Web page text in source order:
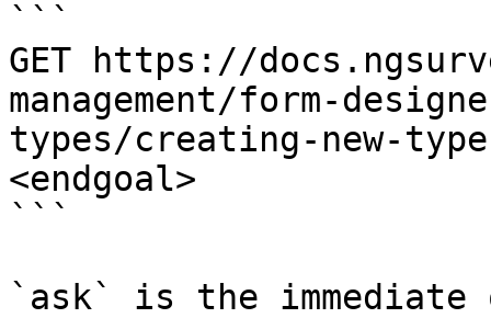
```
GET https://
management/form-
types/creating-new-
<endgoal>
```
`ask` is the